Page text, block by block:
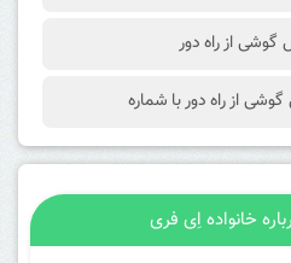
گوشی از راه دور
از راه دور با شماره
خانواده اِی فری